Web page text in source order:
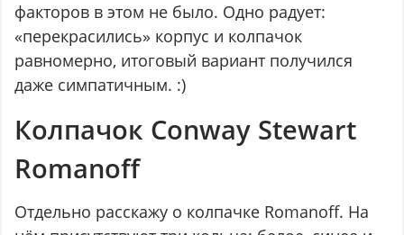
факторов в этом не было. Одно радует:
«перекрасились» корпус и колпачок
равномерно, итоговый вариант получился
даже симпатичным. :)
Колпачок Conway Stewart
Romanoff
Отдельно расскажу о колпачке Romanoff. На